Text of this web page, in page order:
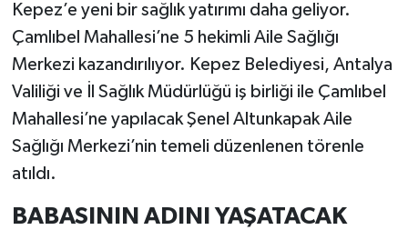
Kepez’e yeni bir sağlık yatırımı daha geliyor.
Çamlıbel Mahallesi’ne 5 hekimli Aile Sağlığı
Merkezi kazandırılıyor. Kepez Belediyesi, Antalya
Valiliği ve İl Sağlık Müdürlüğü iş birliği ile Çamlıbel
Mahallesi’ne yapılacak Şenel Altunkapak Aile
Sağlığı Merkezi’nin temeli düzenlenen törenle
atıldı.
BABASININ ADINI YAŞATACAK